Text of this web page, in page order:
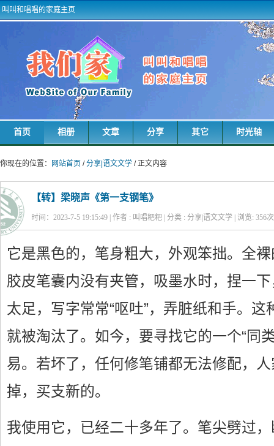
叫叫和唱唱的家庭主页
首页 相册 文章 分享 其它 时光轴
你现在的位置： 网站首页 /分享|语文文学 / 正文内容
【转】梁晓声《第一支钢笔》
时间：2023-7-5 19:15:49 | 作者 : 叫唱粑粑 | 分类 : 分享|语文文学 | 浏览: 356
它是黑色的，笔身粗大，外观笨拙。全
胶皮笔囊内没有夹管，吸墨水时，捏一
太足，写字常常“呕吐”，弄脏纸和手。
就被淘汰了。如今，要寻找它的一个“同
易。若坏了，任何修笔铺都无法修配，
掉，买支新的。
我使用它，已经二十多年了。笔尖劈过